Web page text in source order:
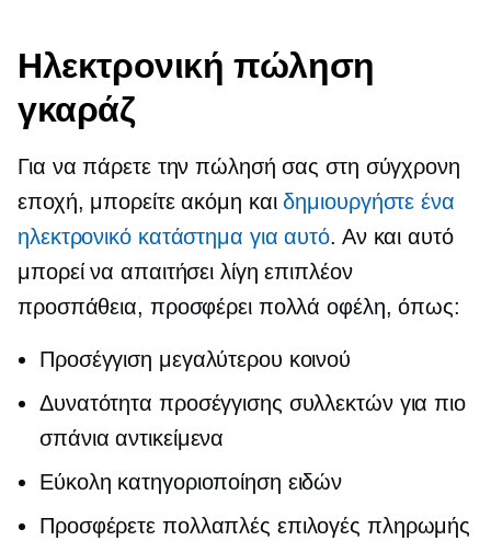
Ηλεκτρονική πώληση
γκαράζ
Για να πάρετε την πώλησή σας στη σύγχρονη
εποχή, μπορείτε ακόμη καιδημιουργήστε ένα
ηλεκτρονικό κατάστημα για αυτό. Αν και αυτό
μπορεί να απαιτήσει λίγη επιπλέον
προσπάθεια, προσφέρει πολλά οφέλη, όπως:
Προσέγγιση μεγαλύτερου κοινού
Δυνατότητα προσέγγισης συλλεκτών για πιο
σπάνια αντικείμενα
Εύκολη κατηγοριοποίηση ειδών
Προσφέρετε πολλαπλές επιλογές πληρωμής